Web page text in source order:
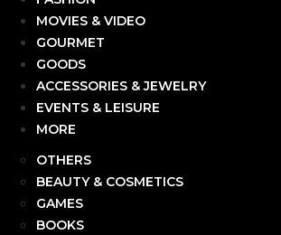
MOVIES & VIDEO
GOURMET
GOODS
ACCESSORIES & JEWELRY
EVENTS & LEISURE
MORE
OTHERS
BEAUTY & COSMETICS
GAMES
BOOKS